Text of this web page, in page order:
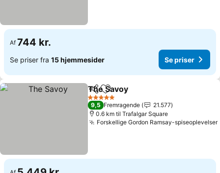
Af 744 kr.
Se priser fra 15 hjemmesider Se priser
Del Føj til favoritter
The Savoy
5 Stjerner
9,5 Fremragende
21.577
0.6 km til Trafalgar Square
Forskellige Gordon Ramsay-spiseoplevelser